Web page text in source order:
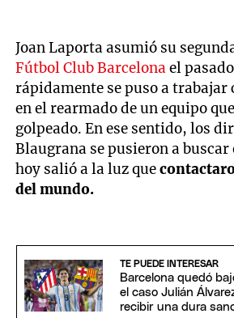
Joan Laporta asumió su
Fútbol Club Barcelona el
rápidamente se puso a trabajar
en el rearmado de un equipo
golpeado. En ese sentido, los
Blaugrana se pusieron a
hoy salió a la luz que
del mundo.
TE PUEDE INTERESAR
Barcelona quedó
el caso Julián
recibir una dura